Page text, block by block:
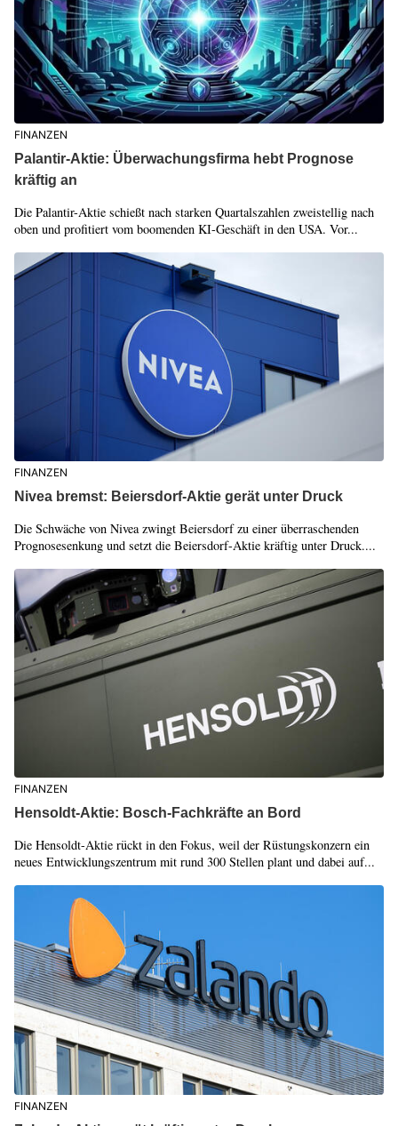
FINANZEN
Palantir-Aktie: Überwachungsfirma hebt Prognose
kräftig an
Die Palantir-Aktie schießt nach starken Quartalszahlen zweistellig nach
oben und profitiert vom boomenden KI-Geschäft in den USA. Vor...
FINANZEN
Nivea bremst: Beiersdorf-Aktie gerät unter Druck
Die Schwäche von Nivea zwingt Beiersdorf zu einer überraschenden
Prognosesenkung und setzt die Beiersdorf-Aktie kräftig unter Druck....
FINANZEN
Hensoldt-Aktie: Bosch-Fachkräfte an Bord
Die Hensoldt-Aktie rückt in den Fokus, weil der Rüstungskonzern ein
neues Entwicklungszentrum mit rund 300 Stellen plant und dabei auf...
FINANZEN